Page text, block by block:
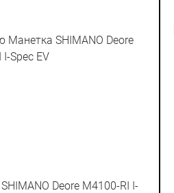
Deore M4100-RI I-